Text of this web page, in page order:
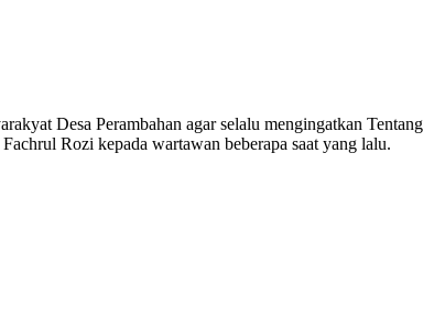
Desa Perambahan agar selalu mengingatkan
Rozi kepada wartawan beberapa saat yang lalu.